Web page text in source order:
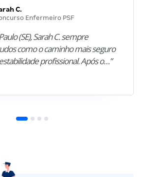
C.
Enfermeiro PSF
(SE), Sarah C. sempre
como o caminho mais seguro
profissional. Após o…”